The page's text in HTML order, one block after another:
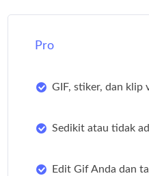
Pro
GIF, stiker, dan klip
Sedikit atau tidak
Edit Gif Anda dan